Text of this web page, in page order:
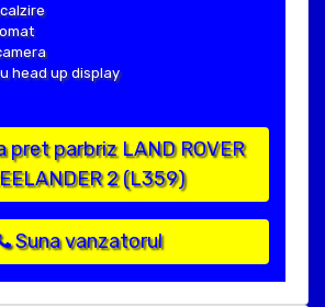
head up display
parbriz LAND ROVER
2 (L359)
Suna vanzatorul